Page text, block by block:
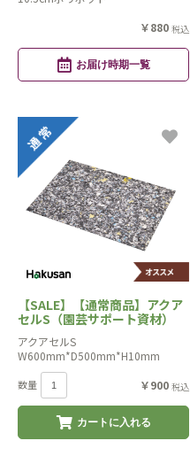
￥880 税込
お届け時期一覧
【SALE】【通常商品】アクア
セルS（園芸サポート資材）
アクアセルS
W600mm*D500mm*H10mm
数量 ￥900 税込
カートに入れる